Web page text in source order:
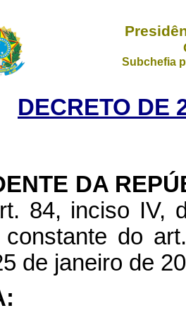
Subchefia
DECRETO DE
DA
84, inciso IV,
constante do
de janeiro de